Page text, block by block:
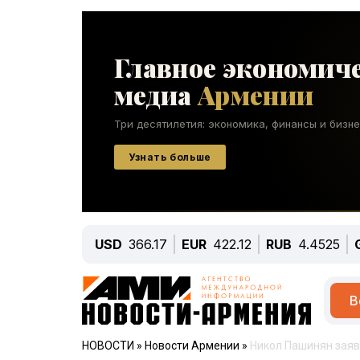
USD 366.17 EUR 422.12 RUB 4.4525
НОВОСТИ » Новости Армении » Никол Пашинян